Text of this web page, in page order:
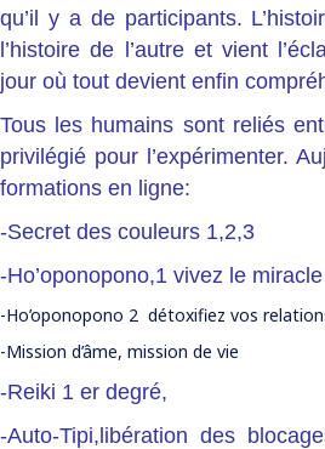
qu’il y a de participants.
l’histoire de l’autre et vient
jour où tout devient enfin
Tous les humains sont reliés
privilégié pour l’expérimenter.
formations en ligne:
-Secret des couleurs 1,2,3
-Ho’oponopono,1 vivez le
-Ho’oponopono 2 détoxifiez vos
-Mission d’âme, mission de vie
-Reiki 1 er degré,
-Auto-Tipi,libération des